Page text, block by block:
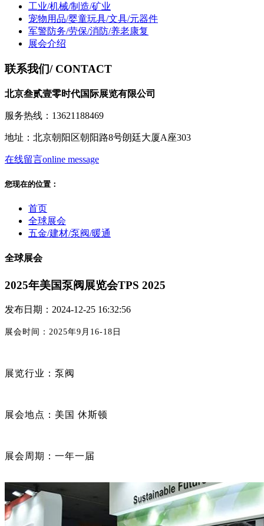
工业/机械/制造/矿业
宠物用品/婴童玩具/文具/元器件
军警防务/劳保/消防/养老康复
展会介绍
联系我们/ CONTACT
北京叁贰壹零时代国际展览有限公司
服务热线：13621188469
地址：北京朝阳区朝阳路8号朗廷大厦A座303
在线留言online message
您现在的位置：
首页
全球展会
五金/建材/泵阀/暖通
全球展会
2025年美国泵阀展览会TPS 2025
发布日期：2024-12-25 16:32:56
展会时间： 2025年9月16-18日
展览行业：泵阀
展会地点：美国 休斯顿
展会周期：一年一届